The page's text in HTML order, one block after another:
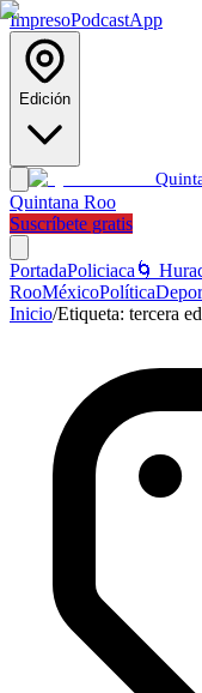
ImpresoPodcastApp
Edición
Quintana Roo
Suscríbete gratis
PortadaPoliciaca 🌀
RooMéxicoPolítica
Inicio/Etiqueta: tercera